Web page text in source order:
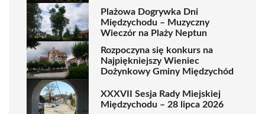
Plażowa Dogrywka Dni
Międzychodu – Muzyczny
Wieczór na Plaży Neptun
Rozpoczyna się konkurs na
Najpiękniejszy Wieniec
Dożynkowy Gminy Międzychód
XXXVII Sesja Rady Miejskiej
Międzychodu – 28 lipca 2026